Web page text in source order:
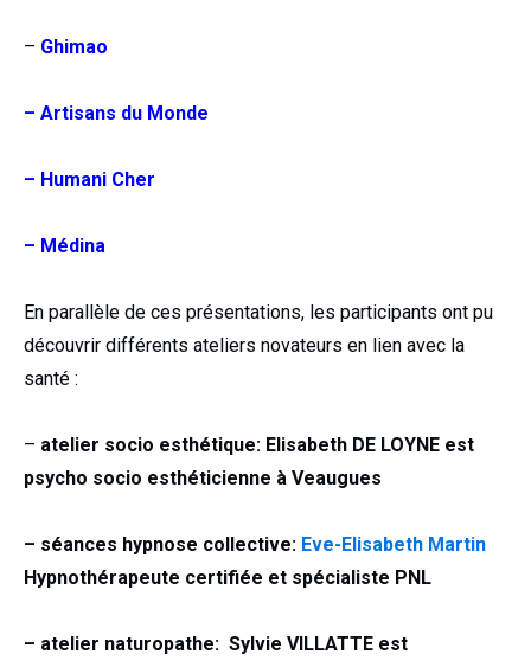
– Ghimao
– Artisans du Monde
– Humani Cher
– Médina
En parallèle de ces présentations, les participants ont pu
découvrir différents ateliers novateurs en lien avec la
santé :
– atelier socio esthétique: Elisabeth DE LOYNE est
psycho socio esthéticienne à Veaugues
– séances hypnose collective: Eve-Elisabeth Martin
Hypnothérapeute certifiée et spécialiste PNL
– atelier naturopathe: Sylvie VILLATTE est